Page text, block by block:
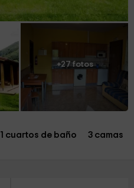
+27 fotos
1 cuartos de baño 3 camas